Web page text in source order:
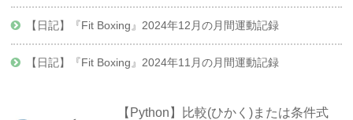
【日記】『Fit Boxing』2024年12月の月間運動記録
【日記】『Fit Boxing』2024年11月の月間運動記録
【Python】比較(ひかく)または条件式